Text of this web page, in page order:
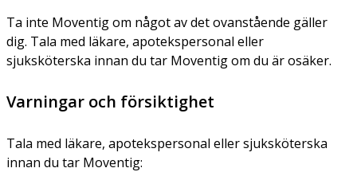
Ta inte Moventig om något av det ovanstående gäller
dig. Tala med läkare, apotekspersonal eller
sjuksköterska innan du tar Moventig om du är osäker.
Varningar och försiktighet
Tala med läkare, apotekspersonal eller sjuksköterska
innan du tar Moventig: